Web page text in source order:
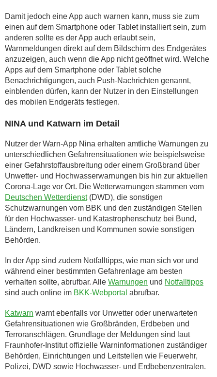
Damit jedoch eine App auch warnen kann, muss sie zum
einen auf dem Smartphone oder Tablet installiert sein, zum
anderen sollte es der App auch erlaubt sein,
Warnmeldungen direkt auf dem Bildschirm des Endgerätes
anzuzeigen, auch wenn die App nicht geöffnet wird. Welche
Apps auf dem Smartphone oder Tablet solche
Benachrichtigungen, auch Push-Nachrichten genannt,
einblenden dürfen, kann der Nutzer in den Einstellungen
des mobilen Endgeräts festlegen.
NINA und Katwarn im Detail
Nutzer der Warn-App Nina erhalten amtliche Warnungen zu
unterschiedlichen Gefahrensituationen wie beispielsweise
einer Gefahrstoffausbreitung oder einem Großbrand über
Unwetter- und Hochwasserwarnungen bis hin zur aktuellen
Corona-Lage vor Ort. Die Wetterwarnungen stammen vom
Deutschen Wetterdienst(DWD), die sonstigen
Schutzwarnungen vom BBK und den zuständigen Stellen
für den Hochwasser- und Katastrophenschutz bei Bund,
Ländern, Landkreisen und Kommunen sowie sonstigen
Behörden.
In der App sind zudem Notfalltipps, wie man sich vor und
während einer bestimmten Gefahrenlage am besten
verhalten sollte, abrufbar. Alle Warnungen und Notfalltipps
sind auch online im BKK-Webportal abrufbar.
Katwarn warnt ebenfalls vor Unwetter oder unerwarteten
Gefahrensituationen wie Großbränden, Erdbeben und
Terroranschlägen. Grundlage der Meldungen sind laut
Fraunhofer-Institut offizielle Warninformationen zuständiger
Behörden, Einrichtungen und Leitstellen wie Feuerwehr,
Polizei, DWD sowie Hochwasser- und Erdbebenzentralen.